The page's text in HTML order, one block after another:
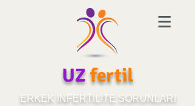
UZfertil
ERKEK İNFERTİLİTE SORUNLARI